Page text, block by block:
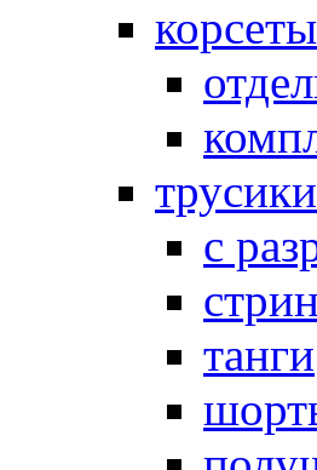
корсеты
с
танги